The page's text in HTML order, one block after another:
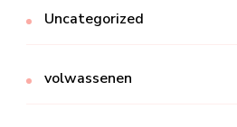
Uncategorized
volwassenen